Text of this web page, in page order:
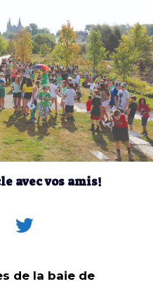
avec vos amis!
de la baie de